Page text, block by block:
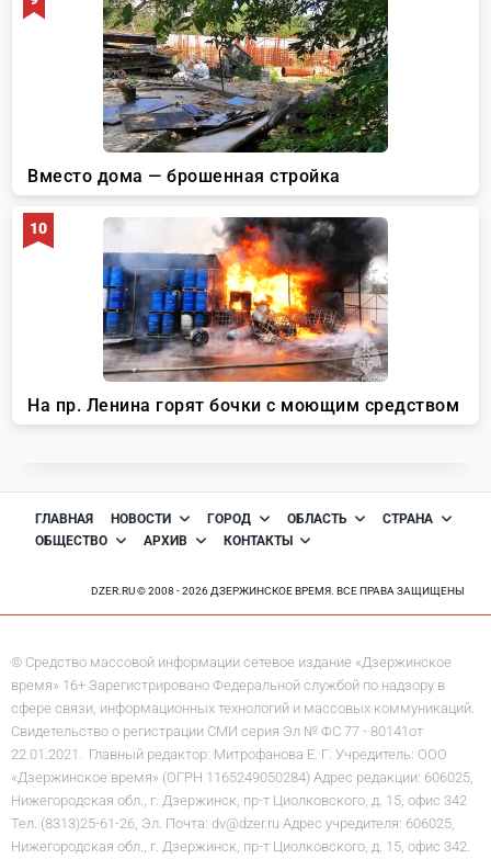
ГЛАВНАЯ НОВОСТИ ГОРОД ОБЛАСТЬ
СТРАНА
ОБЩЕСТВО
АРХИВ КОНТАКТЫ
DZER.RU © 2008 - 2026 ДЗЕРЖИНСКОЕ ВРЕМЯ. ВСЕ ПРАВА ЗАЩИЩЕНЫ
© Средство массовой информации сетевое издание «Дзержинское
время» 16+ Зарегистрировано Федеральной службой по надзору в
сфере связи, информационных технологий и массовых коммуникаций.
Свидетельство о регистрации СМИ серия Эл № ФС 77 - 80141от
22.01.2021. Главный редактор: Митрофанова Е. Г. Учредитель: ООО
«Дзержинское время» (ОГРН 1165249050284) Адрес редакции: 606025,
Нижегородская обл., г. Дзержинск, пр-т Циолковского, д. 15, офис 342
Тел. (8313)25-61-26, Эл. Почта: dv@dzer.ru Адрес учредителя: 606025,
Нижегородская обл., г. Дзержинск, пр-т Циолковского, д. 15, офис 342.